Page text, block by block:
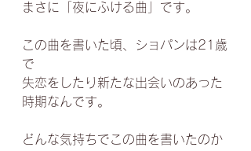
まさに「夜にふける曲」です。
この曲を書いた頃、ショパンは21歳
で
失恋をしたり新たな出会いのあった
時期なんです。
どんな気持ちでこの曲を書いたのか